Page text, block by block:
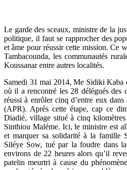
Le garde des sceaux, ministre de la
politique, il faut se rapprocher des
et âme pour réussir cette mission. Ce
Tambacounda, les communautés
Koussanar entre autres localités.
Samedi 31 mai 2014, Me Sidiki Kaba
où il a rencontré les 28 délégués des
réussi à enrôler cinq d’entre eux
(APR). Après cette étape, cap ce
Diadié, village situé à cinq
Sinthiou Maléme. Ici, le ministre est
et marquer sa solidarité à la famille
Siléye Sow, tué par la foudre dans
environs de 22 heures alors qu’il
patelin meurtri à cause du